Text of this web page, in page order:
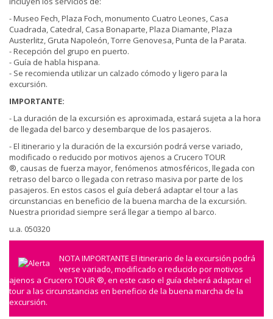
- Museo Fech, Plaza Foch, monumento Cuatro Leones, Casa
Cuadrada, Catedral, Casa Bonaparte, Plaza Diamante, Plaza
Austerlitz, Gruta Napoleón, Torre Genovesa, Punta de la Parata.
- Recepción del grupo en puerto.
- Guía de habla hispana.
- Se recomienda utilizar un calzado cómodo y ligero para la
excursión.
IMPORTANTE:
- La duración de la excursión es aproximada, estará sujeta a la hora
de llegada del barco y desembarque de los pasajeros.
- El itinerario y la duración de la excursión podrá verse variado,
modificado o reducido por motivos ajenos a Crucero TOUR
®, causas de fuerza mayor, fenómenos atmosféricos, llegada con
retraso del barco o llegada con retraso masiva por parte de los
pasajeros. En estos casos el guía deberá adaptar el tour a las
circunstancias en beneficio de la buena marcha de la excursión.
Nuestra prioridad siempre será llegar a tiempo al barco.
u.a. 050320
NOTA IMPORTANTE El itinerario de la excursión podrá
verse variado, modificado o reducido por motivos
ajenos a Crucero TOUR ®, en este caso el guía deberá adaptar el
tour a las circunstancias en beneficio de la buena marcha de la
excursión.